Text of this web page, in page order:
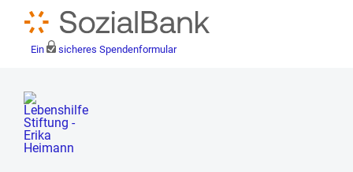
Ein sicheres Spendenformular